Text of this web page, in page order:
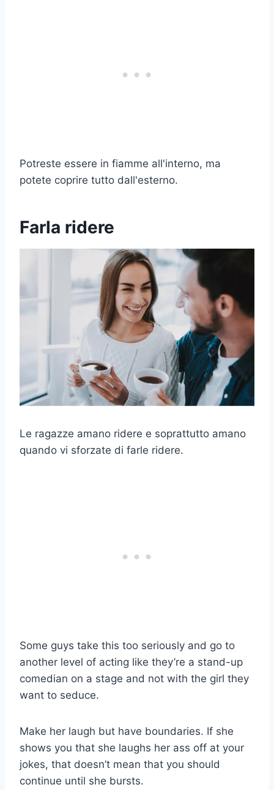
Potreste essere in fiamme all'interno, ma
potete coprire tutto dall'esterno.
Farla ridere
Le ragazze amano ridere e soprattutto amano
quando vi sforzate di farle ridere.
Some guys take this too seriously and go to
another level of acting like they’re a stand-up
comedian on a stage and not with the girl they
want to seduce.
Make her laugh but have boundaries. If she
shows you that she laughs her ass off at your
jokes, that doesn’t mean that you should
continue until she bursts.